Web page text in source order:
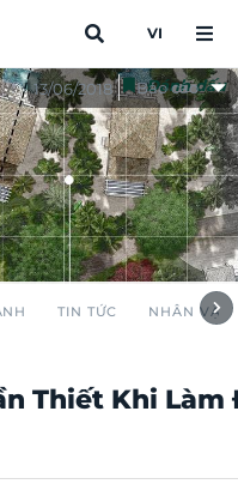
VI
TIN TỨC NHÂN VẬT
Đánh dấu
Thiết Khi
13/06/2018 Báo cáo